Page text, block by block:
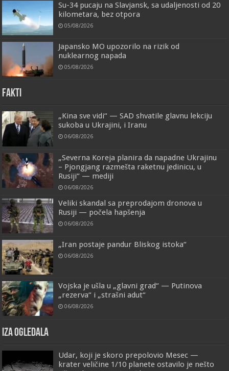
Su-34 pucaju na Slavjansk, sa udaljenosti od 20
kilometara, bez otpora
05/08/2026
Japansko MO upozorilo na rizik od
nuklearnog napada
05/08/2026
FAKTI
„Kina sve vidi“ — SAD shvatile glavnu lekciju
sukoba u Ukrajini, i Iranu
06/08/2026
„Severna Koreja planira da napadne Ukrajinu
– Pjongjang razmešta raketnu jedinicu, u
Rusiji“ — mediji
06/08/2026
Veliki skandal sa preprodajom dronova u
Rusiji — počela hapšenja
06/08/2026
„Iran postaje pandur Bliskog istoka“
06/08/2026
Vojska je ušla u „glavni grad“ — Putinova
„rezerva“ i „strašni adut“
06/08/2026
IZA OGLEDALA
Udar, koji je skoro prepolovio Mesec —
krater veličine 1/10 planete ostavilo je nešto